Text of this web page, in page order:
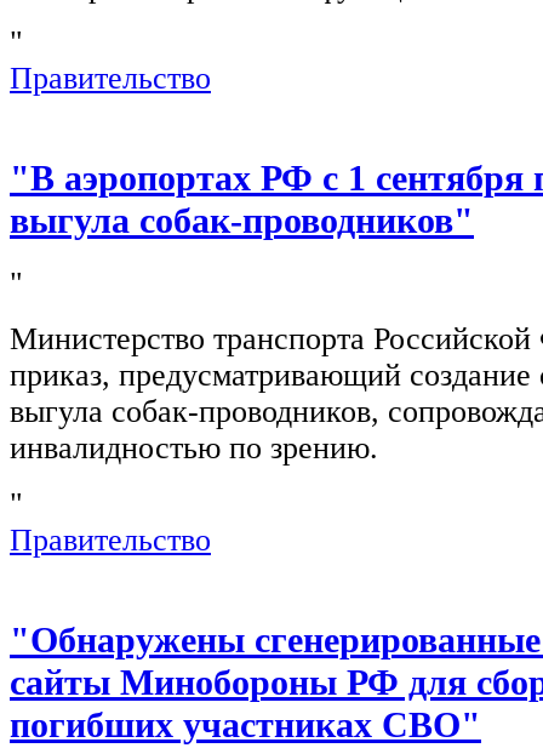
"
Правительство
"В аэропортах РФ с 1 сентября
выгула собак-проводников"
"
Министерство транспорта
приказ, предусматривающий создание
выгула собак-проводников,
инвалидностью по зрению.
"
Правительство
"Обнаружены
сайты Минобороны РФ для
погибших участниках СВО"